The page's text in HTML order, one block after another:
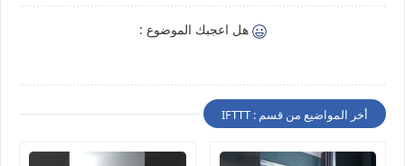
هل اعجبك الموضوع :
أخر المواضيع من قسم : IFTTT